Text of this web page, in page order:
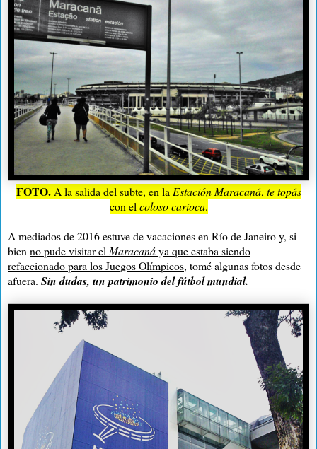
FOTO.A la salida del subte, en laEstación Maracaná, te topás
con elcoloso carioca.
A mediados de 2016 estuve de vacaciones en Río de Janeiro y, si
bienno pude visitar elMaracanáya que estaba siendo
refaccionado para los Juegos Olímpicos, tomé algunas fotos desde
afuera. Sin dudas, un patrimonio del fútbol mundial.